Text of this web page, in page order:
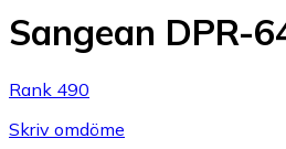
Sangean DPR-
Rank 490
Skriv omdöme